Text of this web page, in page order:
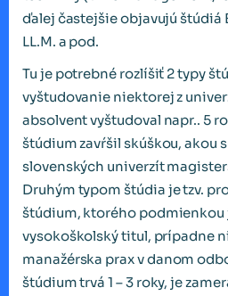
ďalej častejšie objavujú štúdiá
LL.M. a pod.
Tu je potrebné rozlíšiť 2 typy
vyštudovanie niektorej z
absolvent vyštudoval napr.. 5
štúdium zavŕšil skúškou, akou
slovenských univerzít
Druhým typom štúdia je tzv.
štúdium, ktorého podmienkou
vysokoškolský titul, prípadne
manažérska prax v danom
štúdium trvá 1 – 3 roky, je